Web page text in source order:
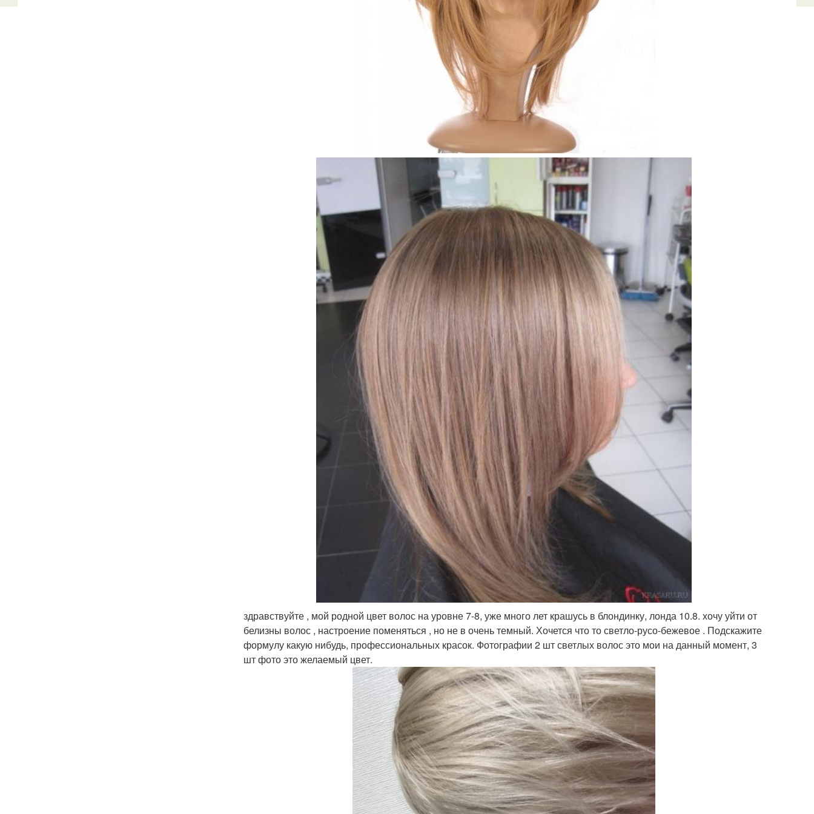
здравствуйте , мой родной цвет волос на уровне 7-8, уже много лет крашусь в блондинку, лонда 10.8. хочу уйти от
белизны волос , настроение поменяться , но не в очень темный. Хочется что то светло-русо-бежевое . Подскажите
формулу какую нибудь, профессиональных красок. Фотографии 2 шт светлых волос это мои на данный момент, 3
шт фото это желаемый цвет.